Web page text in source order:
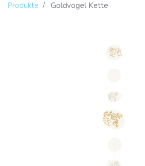
Produkte Goldvogel Kette